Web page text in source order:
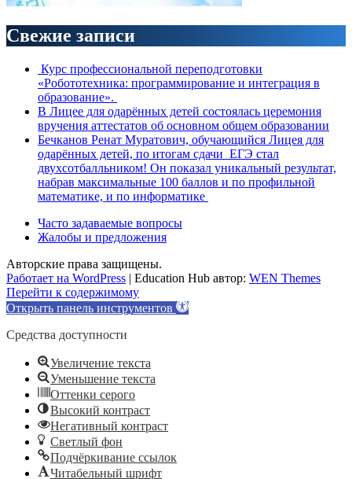
Свежие записи
Курс профессиональной переподготовки
«Робототехника: программирование и интеграция в
образование».
В Лицее для одарённых детей состоялась церемония
вручения аттестатов об основном общем образовании
Бечканов Ренат Муратович, обучающийся Лицея для
одарённых детей, по итогам сдачи ЕГЭ стал
двухсотбалльником! Он показал уникальный результат,
набрав максимальные 100 баллов и по профильной
математике, и по информатике
Часто задаваемые вопросы
Жалобы и предложения
Авторские права защищены.
Работает на WordPress | Education Hub автор: WEN Themes
Перейти к содержимому
Открыть панель инструментов
Средства доступности
Увеличение текста
Уменьшение текста
Оттенки серого
Высокий контраст
Негативный контраст
Светлый фон
Подчёркивание ссылок
Читабельный шрифт